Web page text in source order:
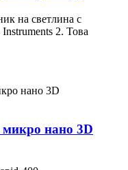
на светлина с
2. Това
микро нано 3D